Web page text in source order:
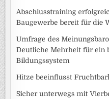
Abschlusstraining
Baugewerbe bereit für die
Umfrage des
Deutliche Mehrheit für ein
Bildungssystem
Hitze beeinflusst
Sicher unterwegs mit